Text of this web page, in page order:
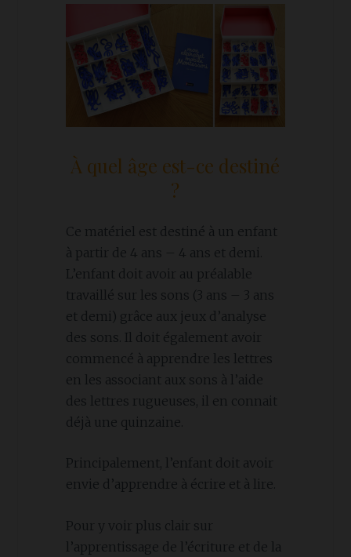
À quel âge est-ce destiné
?
Ce matériel est destiné à un enfant
à partir de 4 ans – 4 ans et demi.
L’enfant doit avoir au préalable
travaillé sur les sons (3 ans – 3 ans
et demi) grâce aux jeux d’analyse
des sons. Il doit également avoir
commencé à apprendre les lettres
en les associant aux sons à l’aide
des lettres rugueuses, il en connait
déjà une quinzaine.
Principalement, l’enfant doit avoir
envie d’apprendre à écrire et à lire.
Pour y voir plus clair sur
l’apprentissage de l’écriture et de la